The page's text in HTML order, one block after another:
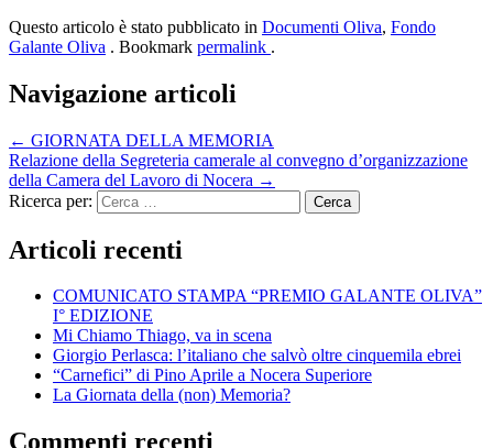
Questo articolo è stato pubblicato in Documenti Oliva, Fondo
Galante Oliva . Bookmark permalink .
Navigazione articoli
← GIORNATA DELLA MEMORIA
Relazione della Segreteria camerale al convegno d’organizzazione
della Camera del Lavoro di Nocera →
Ricerca per:
Articoli recenti
COMUNICATO STAMPA “PREMIO GALANTE OLIVA”
I° EDIZIONE
Mi Chiamo Thiago, va in scena
Giorgio Perlasca: l’italiano che salvò oltre cinquemila ebrei
“Carnefici” di Pino Aprile a Nocera Superiore
La Giornata della (non) Memoria?
Commenti recenti